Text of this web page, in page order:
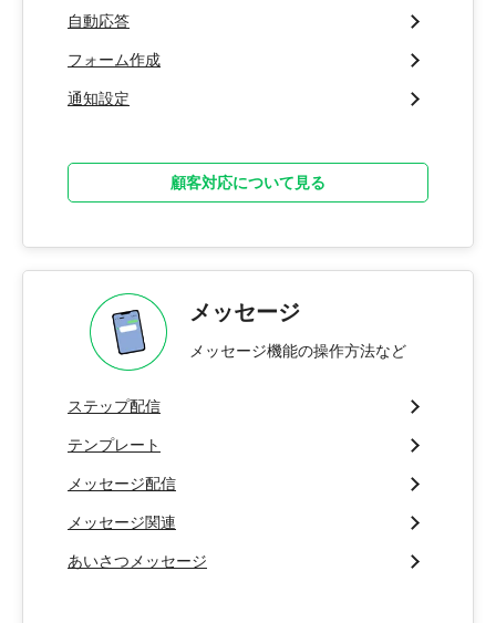
自動応答
フォーム作成
通知設定
顧客対応について見る
メッセージ
メッセージ機能の操作方法など
ステップ配信
テンプレート
メッセージ配信
メッセージ関連
あいさつメッセージ